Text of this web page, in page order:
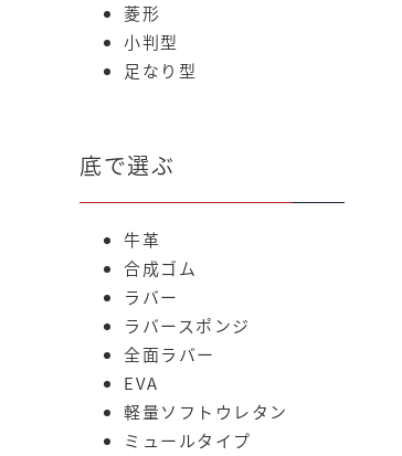
菱形
小判型
足なり型
底で選ぶ
牛革
合成ゴム
ラバー
ラバースポンジ
全面ラバー
EVA
軽量ソフトウレタン
ミュールタイプ